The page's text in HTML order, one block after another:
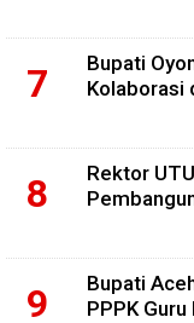
Bupati
Kolaborasi
Rektor
Bupati
PPPK